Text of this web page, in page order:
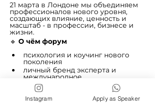
21 марта в Лондоне мы объединяем
профессионалов нового уровня,
создающих влияние, ценность и
масштаб - в профессии, бизнесе и
жизни.
🔹 О чём форум
психология и коучинг нового
поколения
личный бренд эксперта и
международное
позиционирование
мышление, влияние, лидерство
масштабирование проектов и
Instagram Apply as Speaker